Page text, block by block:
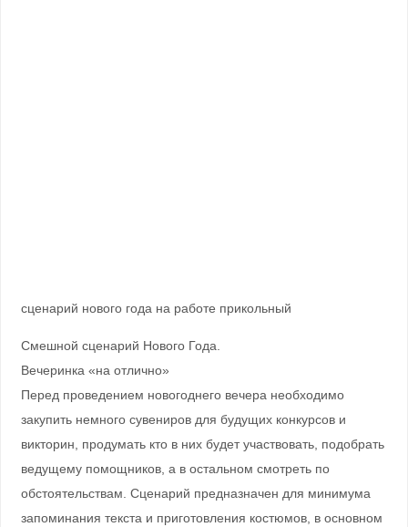
сценарий нового года на работе прикольный
Смешной сценарий Нового Года.
Вечеринка «на отлично»
Перед проведением новогоднего вечера необходимо
закупить немного сувениров для будущих конкурсов и
викторин, продумать кто в них будет участвовать, подобрать
ведущему помощников, а в остальном смотреть по
обстоятельствам. Сценарий предназначен для минимума
запоминания текста и приготовления костюмов, в основном